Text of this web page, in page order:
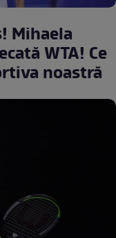
Mihaela
WTA! Ce
noastră